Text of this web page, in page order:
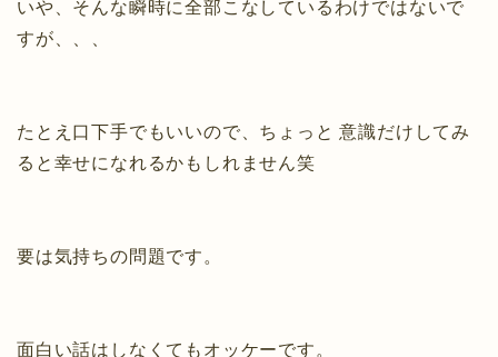
いや、そんな瞬時に全部こなしているわけではないで
すが、、、
たとえ口下手でもいいので、ちょっと 意識だけしてみ
ると幸せになれるかもしれません笑
要は気持ちの問題です。
面白い話はしなくてもオッケーです。